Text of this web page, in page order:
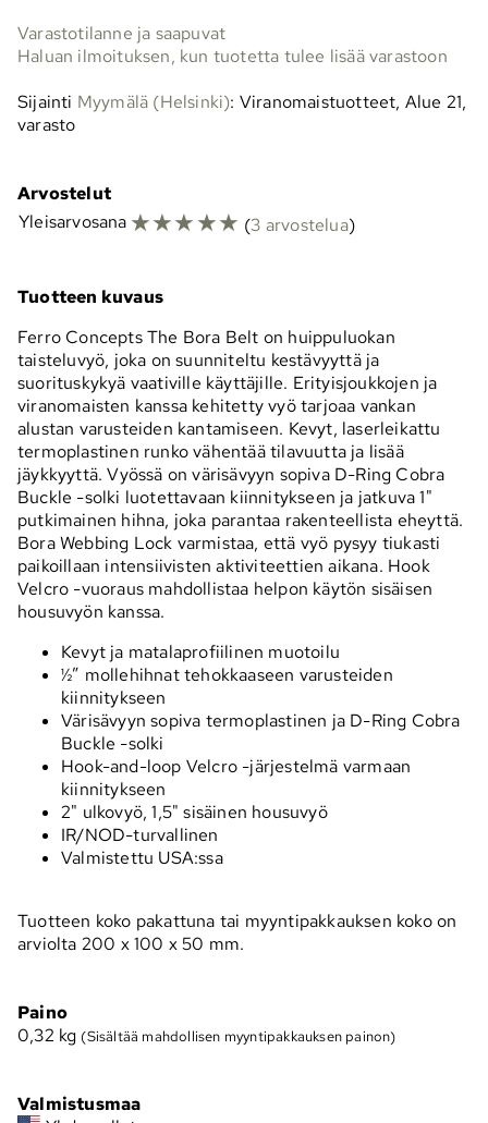
Varastotilanne ja saapuvat
Haluan ilmoituksen, kun tuotetta tulee lisää varastoon
Sijainti Myymälä (Helsinki): Viranomaistuotteet, Alue 21,
varasto
Arvostelut
Yleisarvosana ☆☆☆☆☆ (3 arvostelua)
Tuotteen kuvaus
Ferro Concepts The Bora Belt on huippuluokan
taisteluvyö, joka on suunniteltu kestävyyttä ja
suorituskykyä vaativille käyttäjille. Erityisjoukkojen ja
viranomaisten kanssa kehitetty vyö tarjoaa vankan
alustan varusteiden kantamiseen. Kevyt, laserleikattu
termoplastinen runko vähentää tilavuutta ja lisää
jäykkyyttä. Vyössä on värisävyyn sopiva D-Ring Cobra
Buckle -solki luotettavaan kiinnitykseen ja jatkuva 1"
putkimainen hihna, joka parantaa rakenteellista eheyttä.
Bora Webbing Lock varmistaa, että vyö pysyy tiukasti
paikoillaan intensiivisten aktiviteettien aikana. Hook
Velcro -vuoraus mahdollistaa helpon käytön sisäisen
housuvyön kanssa.
Kevyt ja matalaprofiilinen muotoilu
½” mollehihnat tehokkaaseen varusteiden
kiinnitykseen
Värisävyyn sopiva termoplastinen ja D-Ring Cobra
Buckle -solki
Hook-and-loop Velcro -järjestelmä varmaan
kiinnitykseen
2" ulkovyö, 1,5" sisäinen housuvyö
IR/NOD-turvallinen
Valmistettu USA:ssa
Tuotteen koko pakattuna tai myyntipakkauksen koko on
arviolta 200 x 100 x 50 mm.
Paino
0,32 kg (Sisältää mahdollisen myyntipakkauksen painon)
Valmistusmaa